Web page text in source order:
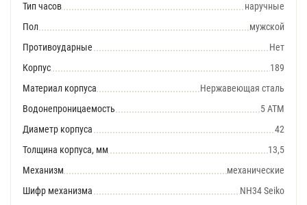
Тип часов
наручные
Пол
мужской
Противоударные
Нет
Корпус
189
Материал корпуса
Нержавеющая сталь
Водонепроницаемость
5 АТМ
Диаметр корпуса
42
Толщина корпуса, мм
13,5
Механизм
механические
Шифр механизма
NH34 Seiko